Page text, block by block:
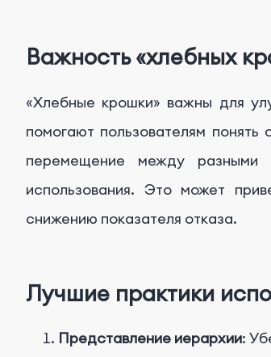
Важность «хлебных
«Хлебные крошки» важны для
помогают пользователям
перемещение между
использования. Это может
снижению показателя отказа.
Лучшие практики
Представление иерархии: